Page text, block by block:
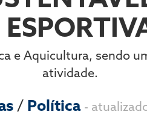
e Aquicultura, sendo
atividade.
/ Política -